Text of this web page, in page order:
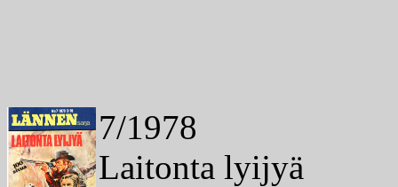
7/1978
Laitonta lyijyä